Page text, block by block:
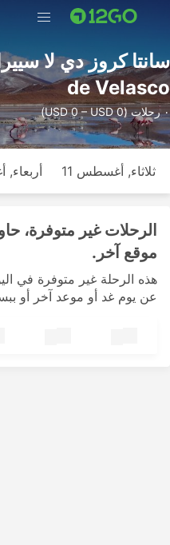
de Velasco
٠ رحلات (USD 0 – USD 0)
ثلاثاء, أغسطس 11 أربعاء,
الرحلات غير متوفرة،
موقع آخر.
هذه الرحلة غير متوفرة في
عن يوم غد أو موعد آخر أو